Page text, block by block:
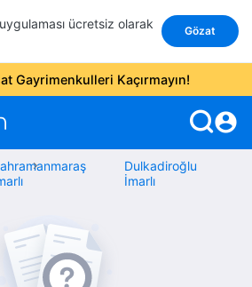
ücretsiz olarak
Gözat
Gayrimenkulleri Kaçırmayın!
account_circle
Dulkadiroğlu
İmarlı